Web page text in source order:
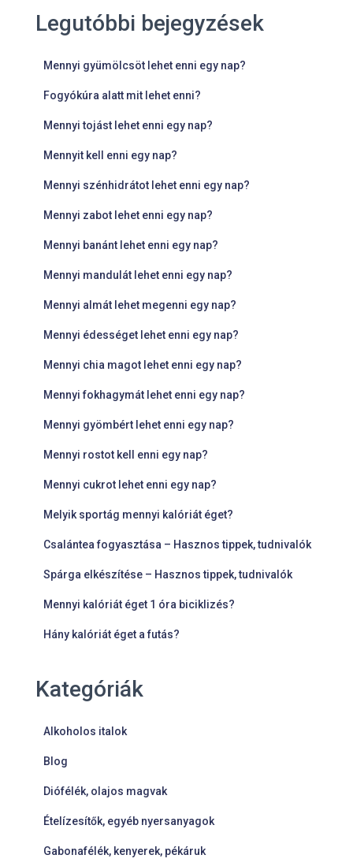
Legutóbbi bejegyzések
Mennyi gyümölcsöt lehet enni egy nap?
Fogyókúra alatt mit lehet enni?
Mennyi tojást lehet enni egy nap?
Mennyit kell enni egy nap?
Mennyi szénhidrátot lehet enni egy nap?
Mennyi zabot lehet enni egy nap?
Mennyi banánt lehet enni egy nap?
Mennyi mandulát lehet enni egy nap?
Mennyi almát lehet megenni egy nap?
Mennyi édességet lehet enni egy nap?
Mennyi chia magot lehet enni egy nap?
Mennyi fokhagymát lehet enni egy nap?
Mennyi gyömbért lehet enni egy nap?
Mennyi rostot kell enni egy nap?
Mennyi cukrot lehet enni egy nap?
Melyik sportág mennyi kalóriát éget?
Csalántea fogyasztása – Hasznos tippek, tudnivalók
Spárga elkészítése – Hasznos tippek, tudnivalók
Mennyi kalóriát éget 1 óra biciklizés?
Hány kalóriát éget a futás?
Kategóriák
Alkoholos italok
Blog
Diófélék, olajos magvak
Ételízesítők, egyéb nyersanyagok
Gabonafélék, kenyerek, pékáruk